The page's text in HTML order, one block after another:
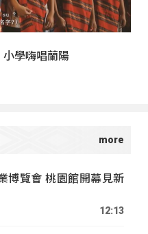
學嗨唱蘭陽
博覽會 桃園館開幕見新
12:13